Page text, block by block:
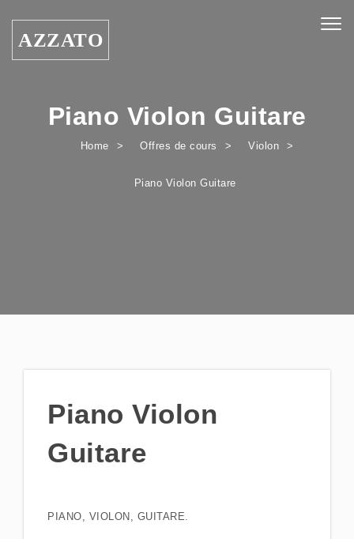
AZZATO
Piano Violon Guitare
Home Offres de cours Violon
Piano Violon Guitare
Piano Violon
Guitare
PIANO, VIOLON, GUITARE.